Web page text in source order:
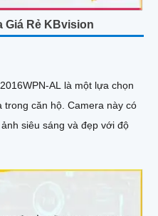
Giá Rẻ KBvision
AL là một lựa chọn
Camera này có
siêu sáng và đẹp với độ